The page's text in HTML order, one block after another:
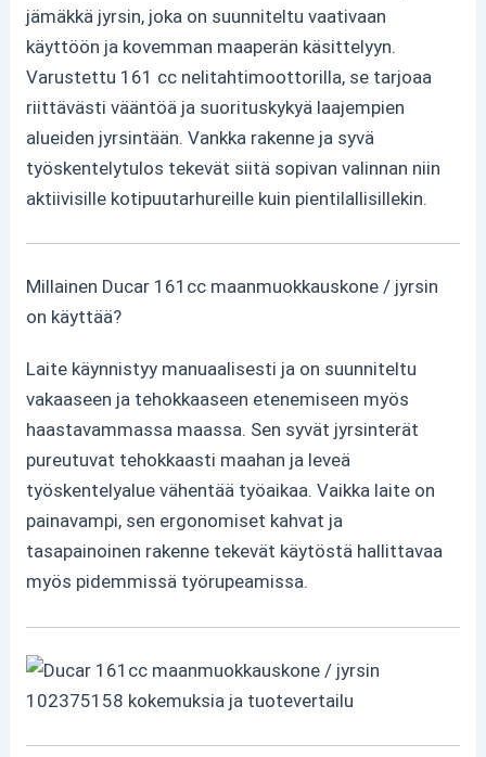
jämäkkä jyrsin, joka on suunniteltu vaativaan
käyttöön ja kovemman maaperän käsittelyyn.
Varustettu 161 cc nelitahtimoottorilla, se tarjoaa
riittävästi vääntöä ja suorituskykyä laajempien
alueiden jyrsintään. Vankka rakenne ja syvä
työskentelytulos tekevät siitä sopivan valinnan niin
aktiivisille kotipuutarhureille kuin pientilallisillekin.
Millainen Ducar 161cc maanmuokkauskone / jyrsin
on käyttää?
Laite käynnistyy manuaalisesti ja on suunniteltu
vakaaseen ja tehokkaaseen etenemiseen myös
haastavammassa maassa. Sen syvät jyrsinterät
pureutuvat tehokkaasti maahan ja leveä
työskentelyalue vähentää työaikaa. Vaikka laite on
painavampi, sen ergonomiset kahvat ja
tasapainoinen rakenne tekevät käytöstä hallittavaa
myös pidemmissä työrupeamissa.